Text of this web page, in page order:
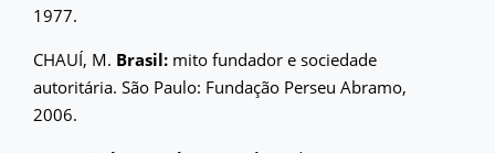
1977.
CHAUÍ, M. Brasil: mito fundador e sociedade
autoritária. São Paulo: Fundação Perseu Abramo,
2006.